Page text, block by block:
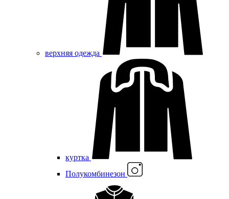
верхняя одежда
куртка
Полукомбинезон